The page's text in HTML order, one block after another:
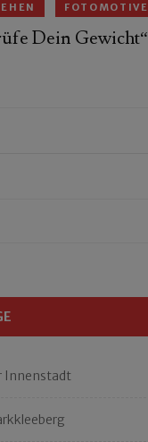
FOTOMOTIVE
Dein Gewicht“
Innenstadt